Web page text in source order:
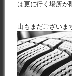
は更に行く場所が
山もまだございま